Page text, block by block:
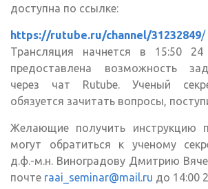
доступна по ссылке:
https://rutube.ru/channel/31232849/
Трансляция начнется в 15:50 24
предоставлена возможность
через чат Rutube. Ученый
обязуется зачитать вопросы,
Желающие получить инструкцию
могут обратиться к ученому
д.ф.-м.н. Виноградову Дмитрию
почте raai_seminar@mail.ru до 14:00